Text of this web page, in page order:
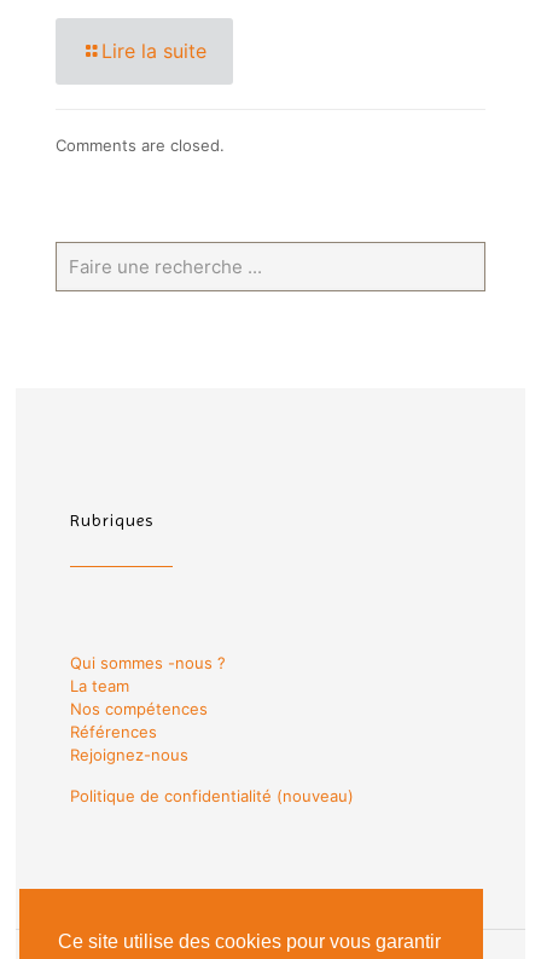
Lire la suite
Comments are closed.
Rubriques
Qui sommes -nous ?
La team
Nos compétences
Références
Rejoignez-nous
Politique de confidentialité (nouveau)
Ce site utilise des cookies pour vous garantir